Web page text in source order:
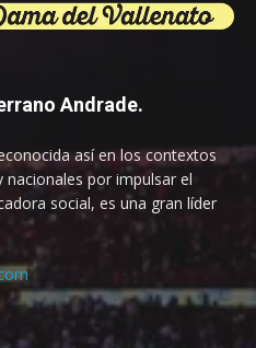
Andrade.
así en los contextos
por impulsar el
social, es una gran líder